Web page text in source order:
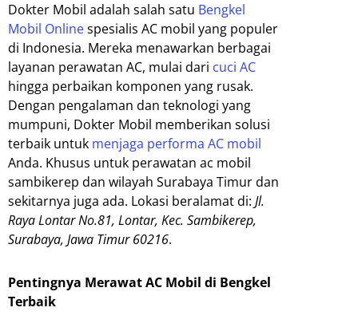
Dokter Mobil adalah salah satu Bengkel
Mobil Onlinespesialis AC mobil yang populer
di Indonesia. Mereka menawarkan berbagai
layanan perawatan AC, mulai dari cuci AC
hingga perbaikan komponen yang rusak.
Dengan pengalaman dan teknologi yang
mumpuni, Dokter Mobil memberikan solusi
terbaik untuk menjaga performa AC mobil
Anda. Khusus untuk perawatan ac mobil
sambikerep dan wilayah Surabaya Timur dan
sekitarnya juga ada. Lokasi beralamat di: Jl.
Raya Lontar No.81, Lontar, Kec. Sambikerep,
Surabaya, Jawa Timur 60216.
Pentingnya Merawat AC Mobil di Bengkel
Terbaik